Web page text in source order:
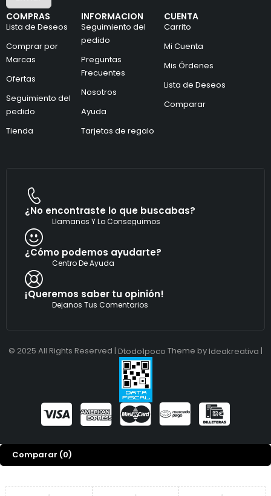
COMPRAS
Lista de Deseos
Comprar por
Marcas
Ofertas
Seguimiento del
pedido
Tienda
INFORMACION
Seguimiento del
pedido
Preguntas
Frecuentes
Nosotros
Ayuda
Tarjetas de regalo
CUENTA
Carrito
Mi Cuenta
Mis Órdenes
Lista de Deseos
Comparar
*
e
l
e
t
r
n
c
o
¿No encontraste lo que buscabas?
Llamanos Y Lo Conseguimos
¿Cómo podemos ayudarte?
Centro De Ayuda
¡Queremos saber tu opinión!
Dejanos Tus Comentarios
© 2025 All Rights Reserved | Dtodo1poco Theme by Ideakreativa |
Comparar (0)